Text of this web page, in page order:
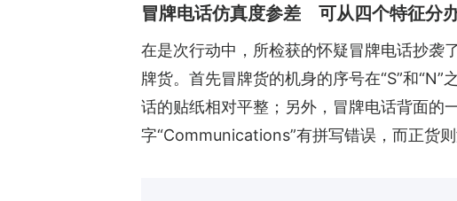
冒牌电话仿真度参差 可从四个特征分
在是次行动中，所检获的怀疑冒牌电话抄袭
牌货。首先冒牌货的机身的序号在“S”和
话的贴纸相对平整；另外，冒牌电话背面的
字“Communications”有拼写错误，而正货则